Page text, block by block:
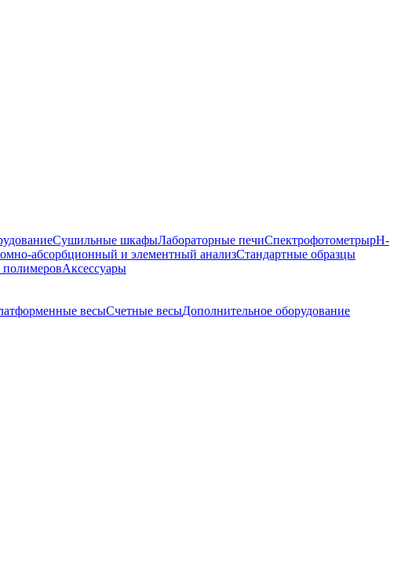
Сушильные шкафыЛабораторные печиСпектрофотометрыpH-
абсорбционный и элементный анализСтандартные образцы
Аксессуары
весыСчетные весыДополнительное оборудование